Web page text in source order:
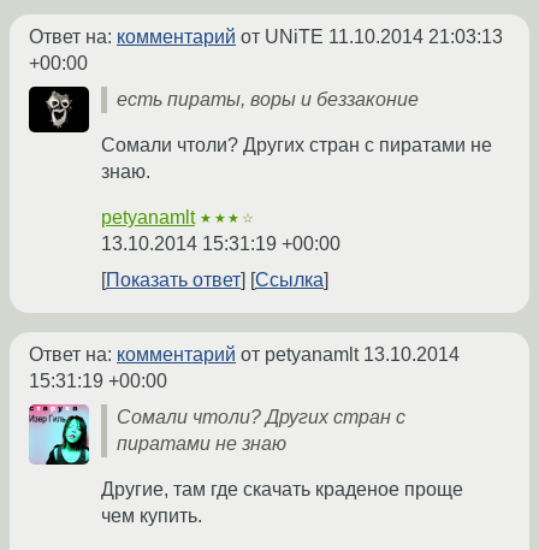
Ответ на: комментарий от UNiTE 11.10.2014 21:03:13
+00:00
есть пираты, воры и беззаконие
Сомали чтоли? Других стран с пиратами не
знаю.
petyanamlt ★★★☆
13.10.2014 15:31:19 +00:00
Показать ответ
Ссылка
Ответ на: комментарий от petyanamlt 13.10.2014
15:31:19 +00:00
Сомали чтоли? Других стран с
пиратами не знаю
Другие, там где скачать краденое проще
чем купить.